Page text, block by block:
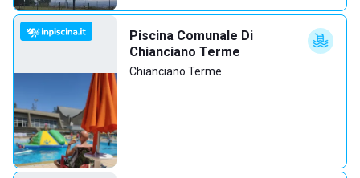
Piscina Comunale Di
Chianciano Terme
Chianciano Terme